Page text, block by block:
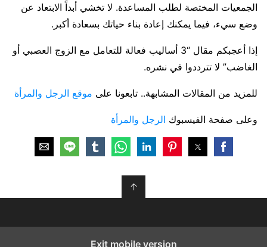
الجمعيات المختصة لطلب المساعدة. لا تخشي أبداً الابتعاد عن
وضع سيء، فيما يمكنك إعادة بناء حياتك بسعادة أكبر.
إذا أعجبكم مقال “3 أساليب فعالة للتعامل مع الزوج العصبي أو
الغاضب” لا تترددوا في نشره.
للمزيد من المقالات المشابهة.. تابعونا على موقع الرجل والمرأة
وعلى صفحة الفيسبوك الرجل والمرأة
↑
Exit mobile version